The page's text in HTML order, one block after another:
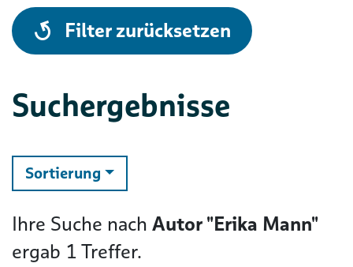
alle
Filter zurücksetzen
Suchergebnisse
Sortierung ändern
Ihre Suche nach Autor "Erika Mann"
ergab 1 Treffer.